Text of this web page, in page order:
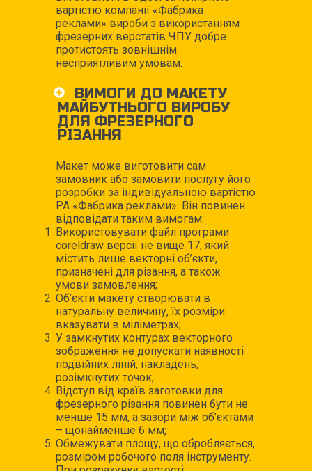
вартістю компанії «Фабрика
реклами» вироби з використанням
фрезерних верстатів ЧПУ добре
протистоять зовнішнім
несприятливим умовам.
ВИМОГИ ДО МАКЕТУ
МАЙБУТНЬОГО ВИРОБУ
ДЛЯ ФРЕЗЕРНОГО
РІЗАННЯ
Макет може виготовити сам
замовник або замовити послугу його
розробки за індивідуальною вартістю
РА «Фабрика реклами». Він повинен
відповідати таким вимогам:
Використовувати файл програми
coreldraw версії не вище 17, який
містить лише векторні об’єкти,
призначені для різання, а також
умови замовлення;
Об’єкти макету створювати в
натуральну величину, їх розміри
вказувати в міліметрах;
У замкнутих контурах векторного
зображення не допускати наявності
подвійних ліній, накладень,
розімкнутих точок;
Відступ від країв заготовки для
фрезерного різання повинен бути не
менше 15 мм, а зазори між об’єктами
– щонайменше 6 мм;
Обмежувати площу, що обробляється,
розміром робочого поля інструменту.